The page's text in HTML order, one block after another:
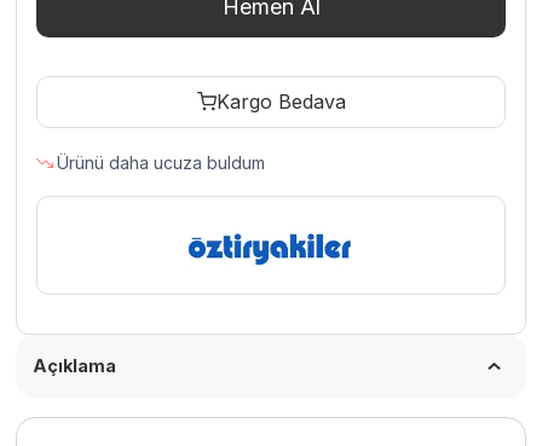
3
Hemen Al
Kargo Bedava
Ürünü daha ucuza buldum
Açıklama